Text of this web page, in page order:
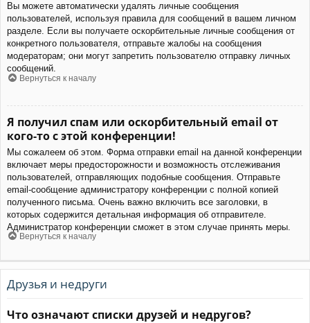
Вы можете автоматически удалять личные сообщения
пользователей, используя правила для сообщений в вашем личном
разделе. Если вы получаете оскорбительные личные сообщения от
конкретного пользователя, отправьте жалобы на сообщения
модераторам; они могут запретить пользователю отправку личных
сообщений.
Вернуться к началу
Я получил спам или оскорбительный email от
кого-то с этой конференции!
Мы сожалеем об этом. Форма отправки email на данной конференции
включает меры предосторожности и возможность отслеживания
пользователей, отправляющих подобные сообщения. Отправьте
email-сообщение администратору конференции с полной копией
полученного письма. Очень важно включить все заголовки, в
которых содержится детальная информация об отправителе.
Администратор конференции сможет в этом случае принять меры.
Вернуться к началу
Друзья и недруги
Что означают списки друзей и недругов?